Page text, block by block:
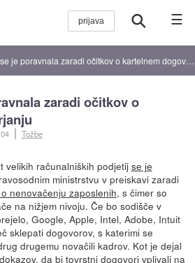
☰
je poravnala zaradi očitkov o kartelnem dogovarjanju
zaradi očitkov o
Tožbe
velikih računalniških podjetij se je
ministrstvu v preiskavi zaradi
nenovačenju zaposlenih, s čimer so
na nižjem nivoju. Če bo sodišče v
Google, Apple, Intel, Adobe, Intuit
sklepati dogovorov, s katerimi se
drugemu novačili kadrov. Kot je dejal
da bi tovrstni dogovori vplivali na